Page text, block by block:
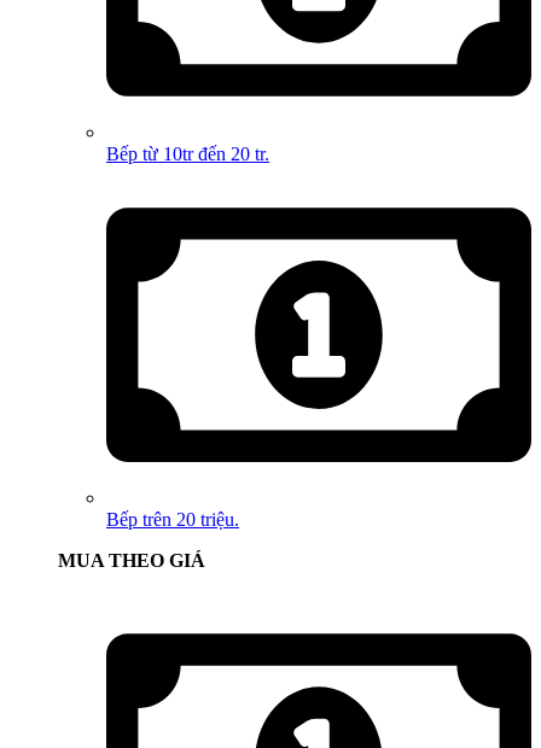
Bếp từ 10tr đến 20 tr.
Bếp trên 20 triệu.
MUA THEO GIÁ